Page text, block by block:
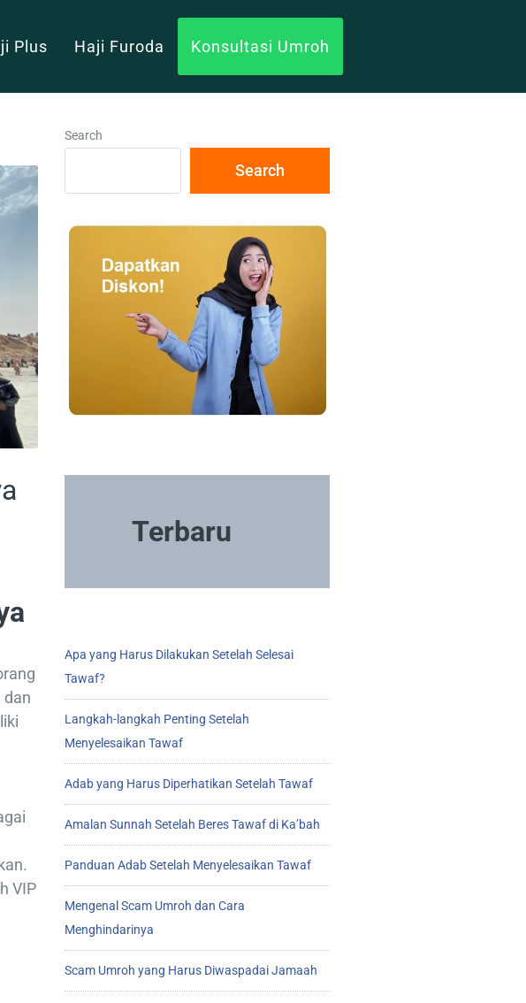
Plus Haji Furoda Konsultasi Umroh
dan
VIP
Search
Search
Terbaru
Apa yang Harus Dilakukan Setelah Selesai
Tawaf?
Langkah-langkah Penting Setelah
Menyelesaikan Tawaf
Adab yang Harus Diperhatikan Setelah Tawaf
Amalan Sunnah Setelah Beres Tawaf di Ka’bah
Panduan Adab Setelah Menyelesaikan Tawaf
Mengenal Scam Umroh dan Cara
Menghindarinya
Scam Umroh yang Harus Diwaspadai Jamaah